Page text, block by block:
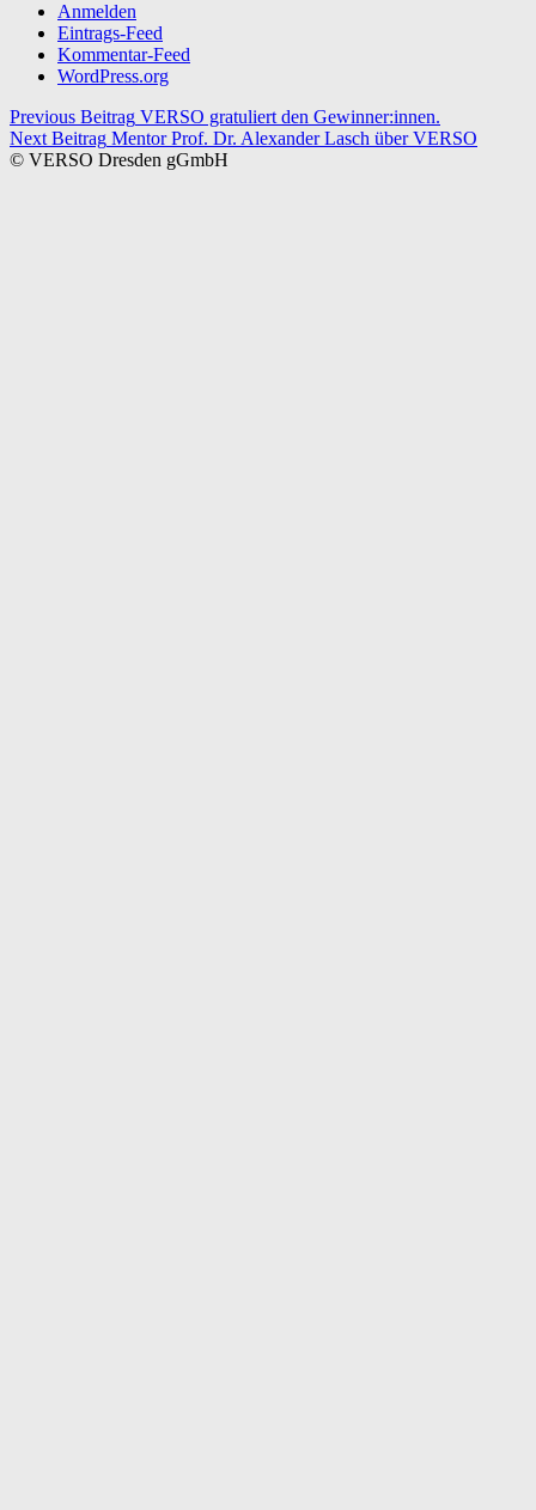
Anmelden
Eintrags-Feed
Kommentar-Feed
WordPress.org
Beitragsnavigation
Previous Beitrag VERSO gratuliert den Gewinner:innen.
Next Beitrag Mentor Prof. Dr. Alexander Lasch über VERSO
© VERSO Dresden gGmbH